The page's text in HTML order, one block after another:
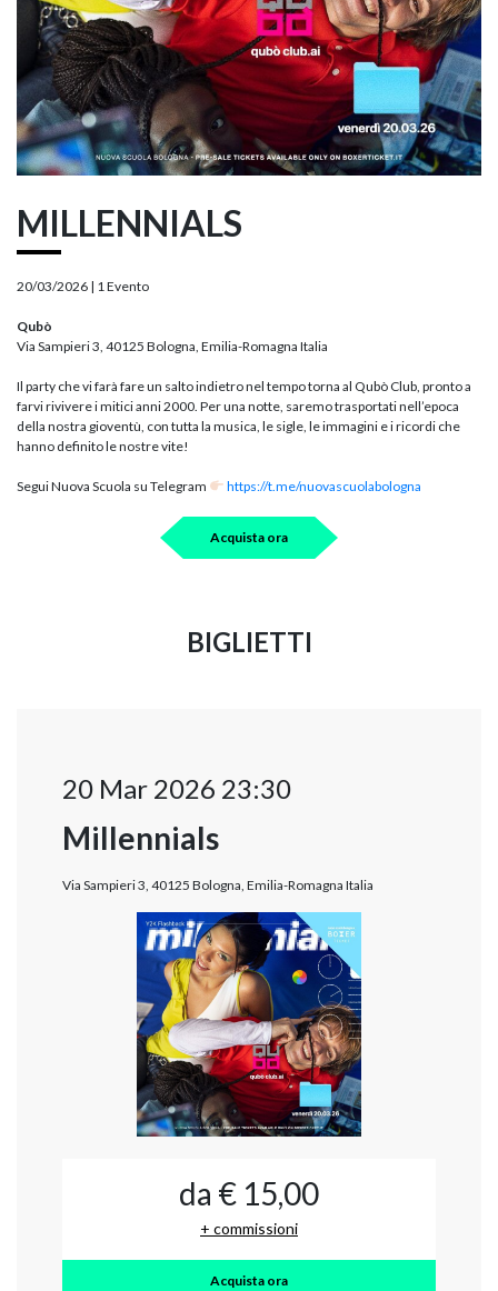
MILLENNIALS
20/03/2026 | 1 Evento
Qubò
Via Sampieri 3, 40125 Bologna, Emilia-Romagna Italia
Il party che vi farà fare un salto indietro nel tempo torna al Qubò Club, pronto a
farvi rivivere i mitici anni 2000. Per una notte, saremo trasportati nell’epoca
della nostra gioventù, con tutta la musica, le sigle, le immagini e i ricordi che
hanno definito le nostre vite!
Segui Nuova Scuola su Telegram https://t.me/nuovascuolabologna
Acquista ora
BIGLIETTI
20 Mar 2026 23:30
Millennials
Via Sampieri 3, 40125 Bologna, Emilia-Romagna Italia
da € 15,00
+ commissioni
Acquista ora